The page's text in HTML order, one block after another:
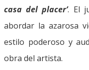
casa del placer’. El
abordar la azarosa
estilo poderoso y
obra del artista.